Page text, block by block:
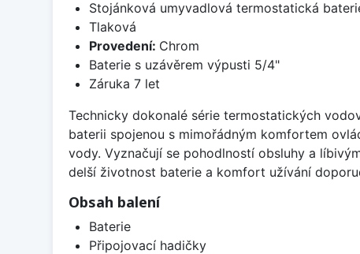
Stojánková umyvadlová termostatická
Tlaková
Provedení: Chrom
Baterie s uzávěrem výpusti 5/4"
Záruka 7 let
Technicky dokonalé série termostatických
baterii spojenou s mimořádným komfortem
vody. Vyznačují se pohodlností obsluhy a
delší životnost baterie a komfort užívání
Obsah balení
Baterie
Připojovací hadičky